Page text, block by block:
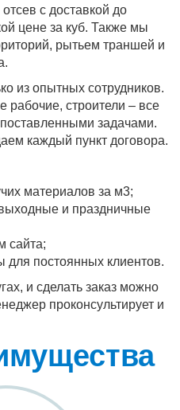
с доставкой до
цене за куб. Также мы
рытьем траншей и
из опытных сотрудников.
строители – все
задачами.
каждый пункт договора.
материалов за м3;
выходные и праздничные
сайта;
для постоянных клиентов.
и сделать заказ можно
проконсультирует и